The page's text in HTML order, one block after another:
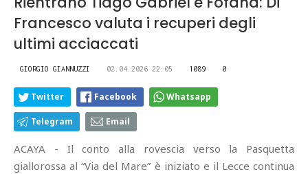
Francesco valuta i recuperi degli
ultimi acciaccati
GIORGIO GIANNUZZI 02.04.2026 22:05 1089 0
Twitter Facebook Whatsapp
Telegram Email
ACAYA - Il conto alla rovescia verso la Pasquetta
giallorossa al “Via del Mare” è iniziato e il Lecce continua